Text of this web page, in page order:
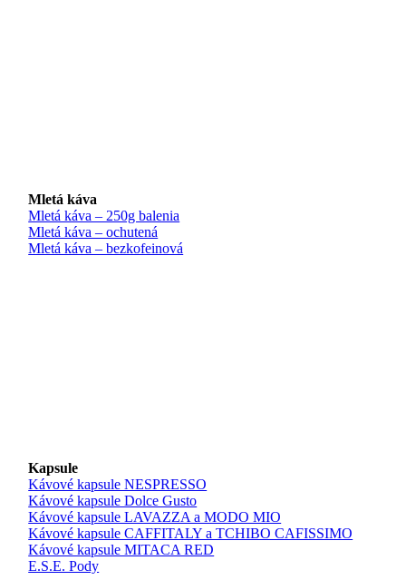
Mletá káva
Mletá káva – 250g balenia
Mletá káva – ochutená
Mletá káva – bezkofeinová
Kapsule
Kávové kapsule NESPRESSO
Kávové kapsule Dolce Gusto
Kávové kapsule LAVAZZA a MODO MIO
Kávové kapsule CAFFITALY a TCHIBO CAFISSIMO
Kávové kapsule MITACA RED
E.S.E. Pody